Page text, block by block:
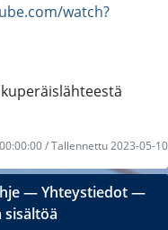
watch?
/ Tallennettu 2023-05-10
―Yhteystiedot―
sisältöä